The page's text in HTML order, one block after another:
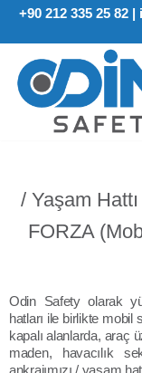
İçeriğe
geç
+90 212 335 25 82 |
/ Yaşam
FORZA
Odin Safety olarak
hatları ile birlikte
kapalı alanlarda, araç
maden, havacılık